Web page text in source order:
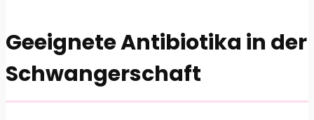
Geeignete Antibiotika in der
Schwangerschaft